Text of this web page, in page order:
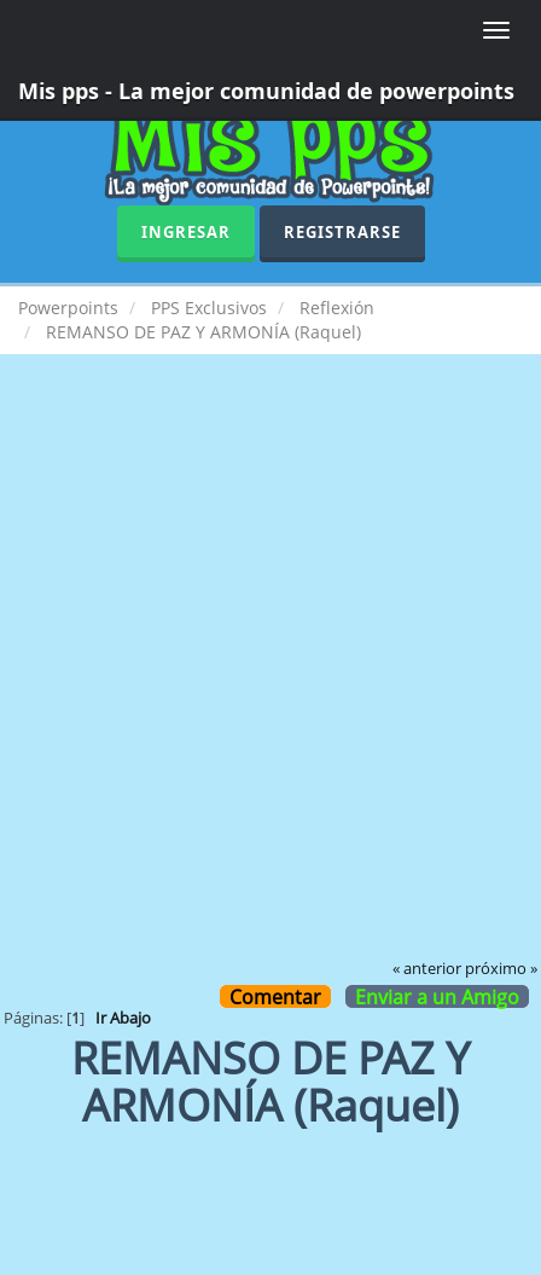
Toggle
Mis pps - La mejor comunidad de powerpoints
INGRESAR REGISTRARSE
Powerpoints PPS Exclusivos
Reflexión
REMANSO DE PAZ Y ARMONÍA (Raquel)
« anterior próximo »
Comentar Enviar a un Amigo
Páginas: [1] Ir Abajo
REMANSO DE PAZ Y
ARMONÍA (Raquel)